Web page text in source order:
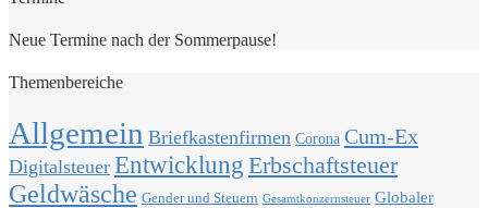
Neue Termine nach der Sommerpause!
Themenbereiche
Allgemein Briefkastenfirmen Corona Cum-Ex
Digitalsteuer Entwicklung Erbschaftsteuer
Geldwäsche Gender und Steuern Gesamtkonzernsteuer Globaler